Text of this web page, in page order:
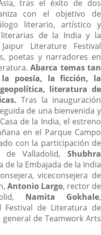
tras el éxito de dos
con el objetivo de
literario, artístico y
de la India y la
Literature Festival
poetas y narradores en
Abarca temas tan
poesía, la ficción, la
literatura de
Tras la inauguración
de una bienvenida y
de la India, el estreno
en el Parque Campo
con la participación de
de Valladolid, Shubhra
de la Embajada de la India
viceconsejera de
Antonio Largo, rector de
Namita Gokhale,
de Literatura de
de Teamwork Arts